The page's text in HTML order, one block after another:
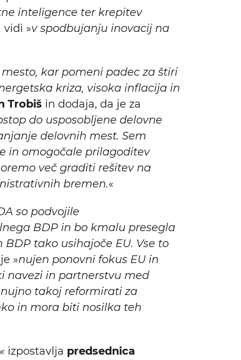
inteligence ter krepitev
vidi »v spodbujanju inovacij na
kar pomeni padec za štiri
kriza, visoka inflacija in
Trobiš in dodaja, da je za
do usposobljene delovne
delovnih mest. Sem
in omogočale prilagoditev
več graditi rešitev na
bremen.«
so podvojile
BDP in bo kmalu presegla
tako usihajoče EU. Vse to
»nujen ponovni fokus EU in
navezi in partnerstvu med
takoj reformirati za
in mora biti nosilka teh
izpostavlja predsednica